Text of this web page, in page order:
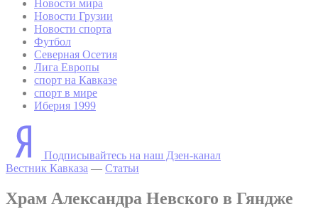
Новости мира
Новости Грузии
Новости спорта
Футбол
Северная Осетия
Лига Европы
спорт на Кавказе
спорт в мире
Иберия 1999
Подписывайтесь на наш Дзен-канал
Вестник Кавказа — Статьи
Храм Александра Невского в Гяндже